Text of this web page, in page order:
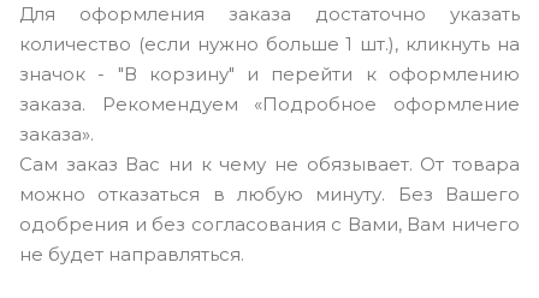
Для оформления заказа достаточно указать
количество (если нужно больше 1 шт.), кликнуть на
значок - "В корзину" и перейти к оформлению
заказа. Рекомендуем «Подробное оформление
заказа».
Сам заказ Вас ни к чему не обязывает. От товара
можно отказаться в любую минуту. Без Вашего
одобрения и без согласования с Вами, Вам ничего
не будет направляться.